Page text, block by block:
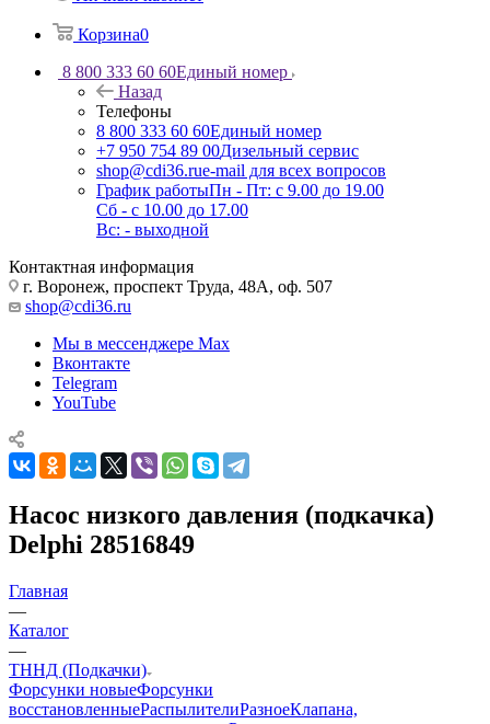
Корзина0
8 800 333 60 60Единый номер
Назад
Телефоны
8 800 333 60 60Единый номер
+7 950 754 89 00Дизельный сервис
shop@cdi36.rue-mail для всех вопросов
График работыПн - Пт: с 9.00 до 19.00
Сб - с 10.00 до 17.00
Вс: - выходной
Контактная информация
г. Воронеж, проспект Труда, 48А, оф. 507
shop@cdi36.ru
Мы в мессенджере Max
Вконтакте
Telegram
YouTube
Насос низкого давления (подкачка)
Delphi 28516849
Главная
—
Каталог
—
ТННД (Подкачки)
Форсунки новыеФорсунки
восстановленныеРаспылителиРазноеКлапана,